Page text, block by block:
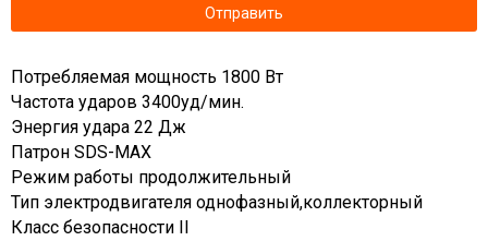
Потребляемая мощность 1800 Вт
Частота ударов 3400уд/мин.
Энергия удара 22 Дж
Патрон SDS-MAX
Режим работы продолжительный
Тип электродвигателя однофазный,коллекторный
Класс безопасности II